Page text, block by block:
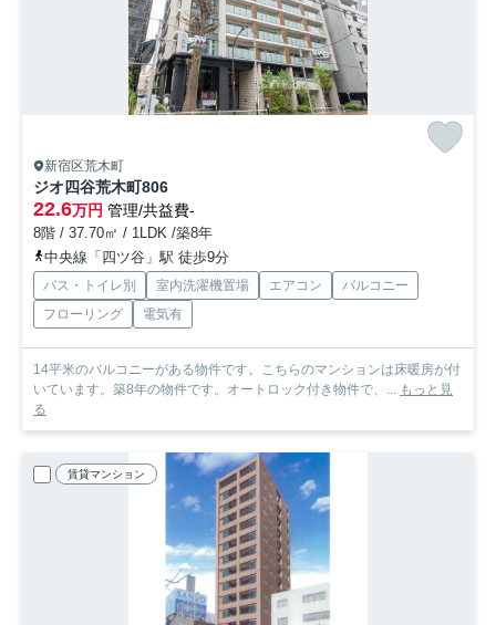
新宿区荒木町
ジオ四谷荒木町806
22.6万円 管理/共益費-
8階 / 37.70㎡ / 1LDK /築8年
中央線「四ツ谷」駅 徒歩9分
バス・トイレ別 室内洗濯機置場 エアコン
バルコニー
フローリング
電気有
14平米のバルコニーがある物件です。こちらのマンションは床暖房が付
いています。築8年の物件です。オートロック付き物件で、... もっと見
る
賃貸マンション